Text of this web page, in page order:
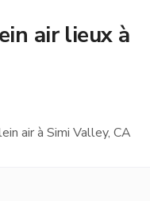
air lieux à
air à Simi Valley, CA